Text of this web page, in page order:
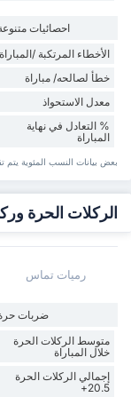
احصائيات
الأخطاء المرتكبة /المباراة
خطأ لصالحه/ مباراة
معدل الاستحواذ
% التعادل في نهاية
المباراة
بعض بيانات ‏النسب المئوية يتم
الركلات الحرة
رميات تماس
‏ضربات
متوسط الركلات الحرة
خلال المباراة
إجمالي الركلات الحرة
20.5+